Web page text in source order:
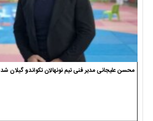
محسن علیجانی مدیر فنی تیم نونهالان تکواندو گیلان شد